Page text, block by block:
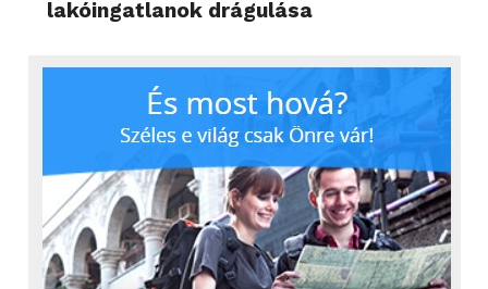
lakóingatlanok drágulása